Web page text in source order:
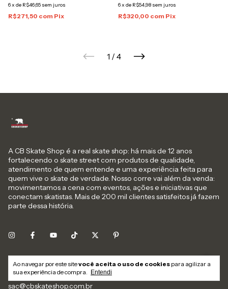
Ao navegar por este sitevocê aceita o uso de cookies para agilizar a
sua experiência de compra.
Entendi
6x de R$46,65 sem juros
R$271,50 com Pix
6x de R$54,98 sem juros
R$320,00 com Pix
1 / 4
A CB Skate Shop é a real skate shop: há mais de 12 anos
fortalecendo o skate street com produtos de qualidade,
atendimento de quem entende e uma experiência feita para
quem vive o skate de verdade. Nosso corre vai além da venda:
movimentamos a cena com eventos, ações e iniciativas que
conectam skatistas. Mais de 200 mil clientes satisfeitos já fazem
parte dessa história.
sac@cbskateshop.com.br